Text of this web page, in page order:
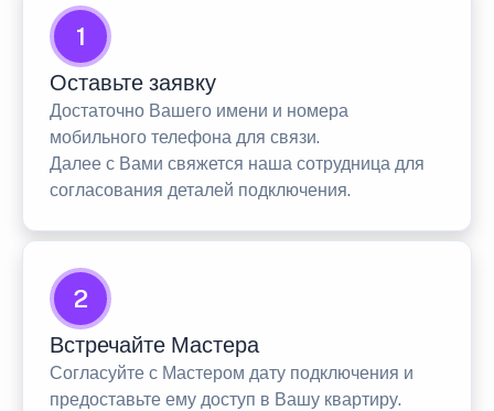
1
Оставьте заявку
Достаточно Вашего имени и номера
мобильного телефона для связи.
Далее с Вами свяжется наша сотрудница для
согласования деталей подключения.
2
Встречайте Мастера
Согласуйте с Мастером дату подключения и
предоставьте ему доступ в Вашу квартиру.